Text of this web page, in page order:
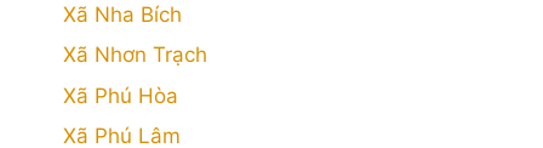
Xã Nha Bích
Xã Nhơn Trạch
Xã Phú Hòa
Xã Phú Lâm